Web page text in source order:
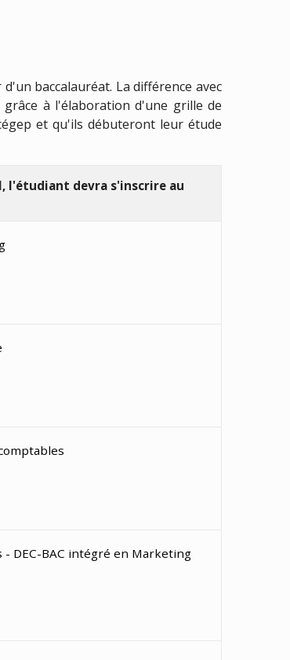
baccalauréat. La différence avec
à l'élaboration d'une grille de
et qu'ils débuteront leur étude
l'étudiant devra s'inscrire au
- DEC-BAC intégré en Marketing